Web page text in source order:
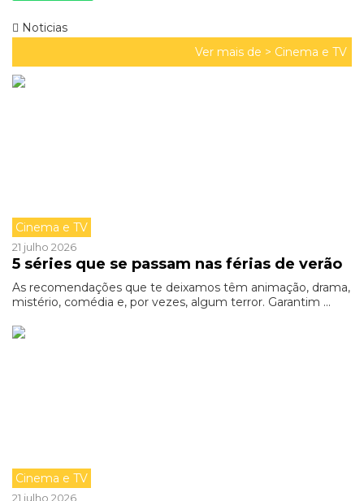
Noticias
Ver mais de > Cinema e TV
Cinema e TV
21 julho 2026
5 séries que se passam nas férias de verão
As recomendações que te deixamos têm animação, drama,
mistério, comédia e, por vezes, algum terror. Garantim ...
Cinema e TV
21 julho 2026